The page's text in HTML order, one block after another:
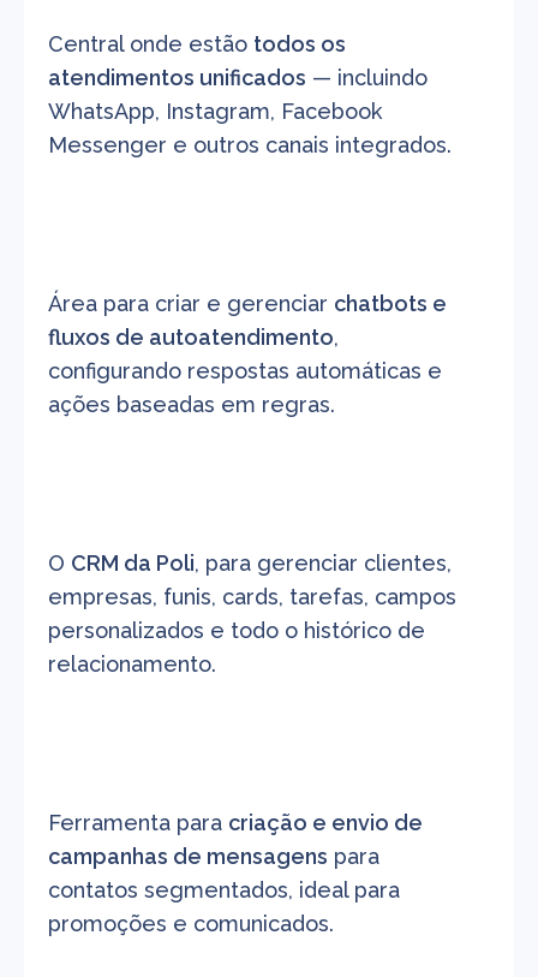
Central onde estão todos os
atendimentos unificados — incluindo
WhatsApp, Instagram, Facebook
Messenger e outros canais integrados.
Área para criar e gerenciar chatbots e
fluxos de autoatendimento,
configurando respostas automáticas e
ações baseadas em regras.
O CRM da Poli, para gerenciar clientes,
empresas, funis, cards, tarefas, campos
personalizados e todo o histórico de
relacionamento.
Ferramenta para criação e envio de
campanhas de mensagens para
contatos segmentados, ideal para
promoções e comunicados.